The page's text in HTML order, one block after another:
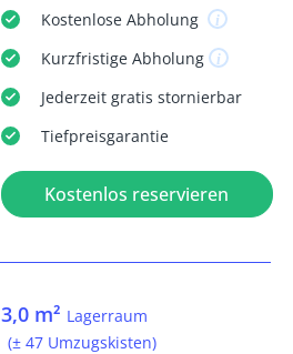
KostenloseAbholung
KurzfristigeAbholung
Jederzeit gratis stornierbar
Tiefpreisgarantie
Kostenlos reservieren
3,0 m² Lagerraum
(± 47 Umzugskisten)